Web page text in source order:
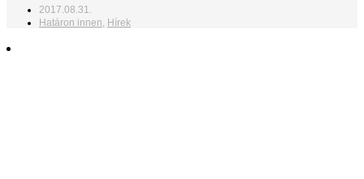
2017.08.31.
Határon innen, Hírek